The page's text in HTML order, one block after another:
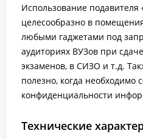
Использование подавителя
целесообразно в
любыми гаджетами под
аудиториях ВУЗов при
экзаменов, в СИЗО и т.д.
полезно, когда необходимо
конфиденциальности
Технические